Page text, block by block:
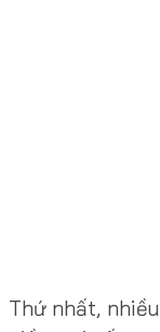
Thứ nhất,